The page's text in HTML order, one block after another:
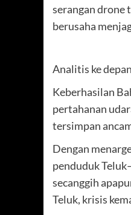
serangan drone
berusaha
Analitis ke depan
Keberhasilan
pertahanan
tersimpan
Dengan
penduduk
secanggih
Teluk, krisis